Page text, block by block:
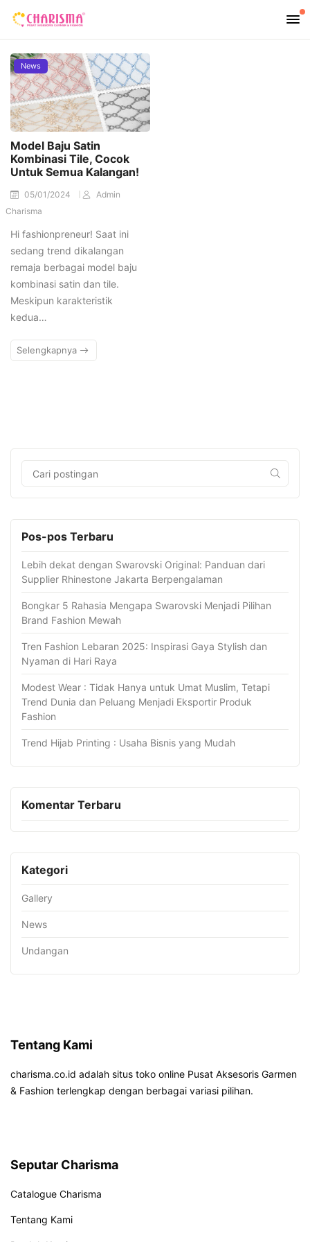
News
Model Baju Satin
Kombinasi Tile, Cocok
Untuk Semua Kalangan!
05/01/2024
Admin
Charisma
Hi fashionpreneur! Saat ini
sedang trend dikalangan
remaja berbagai model baju
kombinasi satin dan tile.
Meskipun karakteristik
kedua…
Selengkapnya
Pos-pos Terbaru
Lebih dekat dengan Swarovski Original: Panduan dari
Supplier Rhinestone Jakarta Berpengalaman
Bongkar 5 Rahasia Mengapa Swarovski Menjadi Pilihan
Brand Fashion Mewah
Tren Fashion Lebaran 2025: Inspirasi Gaya Stylish dan
Nyaman di Hari Raya
Modest Wear : Tidak Hanya untuk Umat Muslim, Tetapi
Trend Dunia dan Peluang Menjadi Eksportir Produk
Fashion
Trend Hijab Printing : Usaha Bisnis yang Mudah
Komentar Terbaru
Kategori
Gallery
News
Undangan
Tentang Kami
charisma.co.id adalah situs toko online Pusat Aksesoris Garmen
& Fashion terlengkap dengan berbagai variasi pilihan.
Seputar Charisma
Catalogue Charisma
Tentang Kami